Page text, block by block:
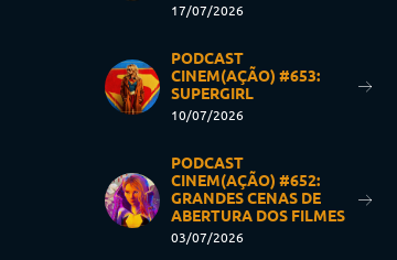
17/07/2026
PODCAST
CINEM(AÇÃO) #653:
SUPERGIRL
10/07/2026
PODCAST
CINEM(AÇÃO) #652:
GRANDES CENAS DE
ABERTURA DOS FILMES
03/07/2026